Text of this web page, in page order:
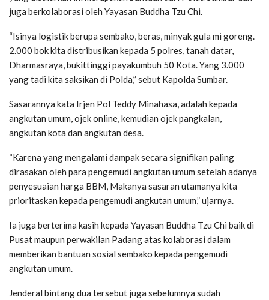
juga berkolaborasi oleh Yayasan Buddha Tzu Chi.
“Isinya logistik berupa sembako, beras, minyak gula mi goreng.
2.000 bok kita distribusikan kepada 5 polres, tanah datar,
Dharmasraya, bukittinggi payakumbuh 50 Kota. Yang 3.000
yang tadi kita saksikan di Polda,” sebut Kapolda Sumbar.
Sasarannya kata Irjen Pol Teddy Minahasa, adalah kepada
angkutan umum, ojek online, kemudian ojek pangkalan,
angkutan kota dan angkutan desa.
“Karena yang mengalami dampak secara signifikan paling
dirasakan oleh para pengemudi angkutan umum setelah adanya
penyesuaian harga BBM, Makanya sasaran utamanya kita
prioritaskan kepada pengemudi angkutan umum,” ujarnya.
Ia juga berterima kasih kepada Yayasan Buddha Tzu Chi baik di
Pusat maupun perwakilan Padang atas kolaborasi dalam
memberikan bantuan sosial sembako kepada pengemudi
angkutan umum.
Jenderal bintang dua tersebut juga sebelumnya sudah